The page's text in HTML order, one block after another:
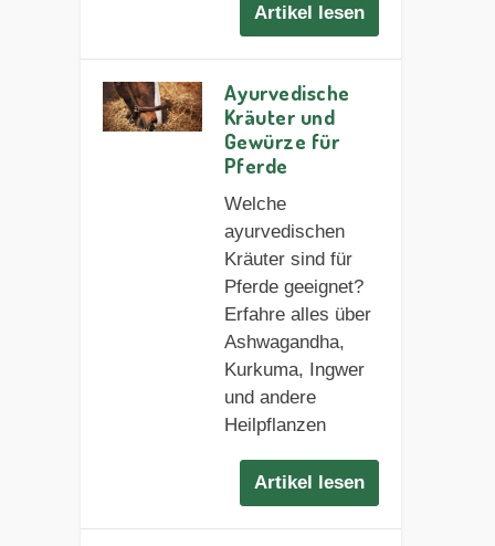
Artikel lesen
Ayurvedische
Kräuter und
Gewürze für
Pferde
Welche
ayurvedischen
Kräuter sind für
Pferde geeignet?
Erfahre alles über
Ashwagandha,
Kurkuma, Ingwer
und andere
Heilpflanzen
Artikel lesen